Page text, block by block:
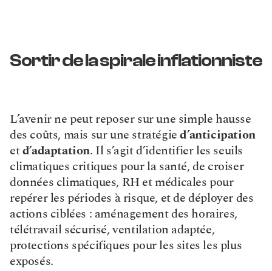
Sortir de la spirale inflationniste
L’avenir ne peut reposer sur une simple hausse
des coûts, mais sur une stratégie d’anticipation
et d’adaptation. Il s’agit d’identifier les seuils
climatiques critiques pour la santé, de croiser
données climatiques, RH et médicales pour
repérer les périodes à risque, et de déployer des
actions ciblées : aménagement des horaires,
télétravail sécurisé, ventilation adaptée,
protections spécifiques pour les sites les plus
exposés.